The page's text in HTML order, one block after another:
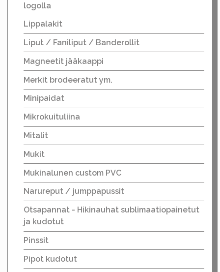
logolla
Lippalakit
Liput / Faniliput / Banderollit
Magneetit jääkaappi
Merkit brodeeratut ym.
Minipaidat
Mikrokuituliina
Mitalit
Mukit
Mukinalunen custom PVC
Narureput / jumppapussit
Otsapannat - Hikinauhat sublimaatiopainetut
ja kudotut
Pinssit
Pipot kudotut